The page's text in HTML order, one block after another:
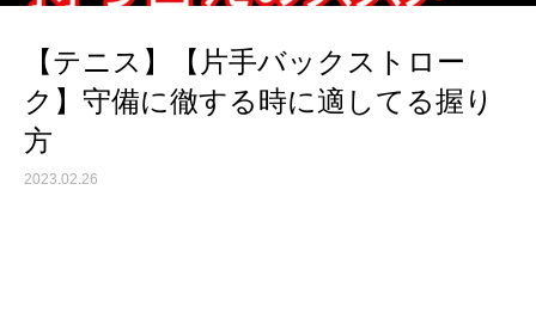
【テニス】【片手バックストロー
ク】守備に徹する時に適してる握り
方
2023.02.26